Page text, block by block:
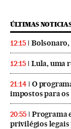
ÚLTIMAS
12:15 Bolsonaro,
12:15 Lula, uma
21:14
O
impostos para
20:55
Programa
privilégios legais